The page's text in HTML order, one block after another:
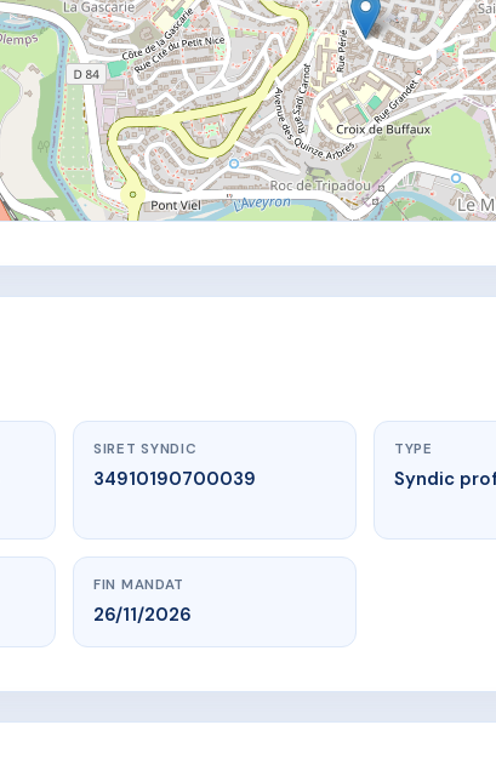
SIRET SYNDIC
34910190700039
TYPE
Syndic
FIN MANDAT
26/11/2026